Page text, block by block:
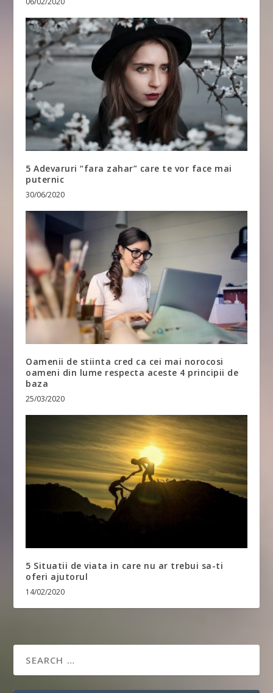
5 Adevaruri “fara zahar” care te vor face mai
puternic
30/06/2020
Oamenii de stiinta cred ca cei mai norocosi
oameni din lume respecta aceste 4 principii de
baza
25/03/2020
5 Situatii de viata in care nu ar trebui sa-ti
oferi ajutorul
14/02/2020